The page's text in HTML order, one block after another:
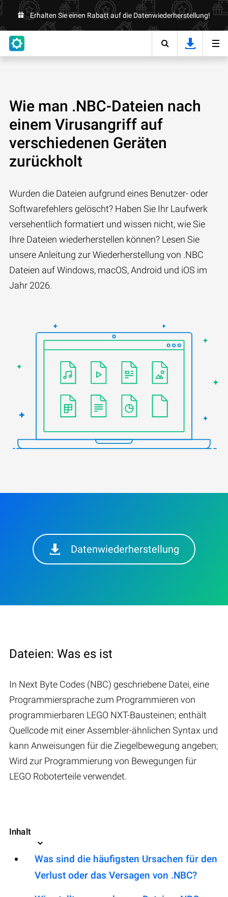
Erhalten Sie einen Rabatt auf die Datenwiederherstellung!
Wie man .NBC-Dateien nach
einem Virusangriff auf
verschiedenen Geräten
zurückholt
Wurden die Dateien aufgrund eines Benutzer- oder
Softwarefehlers gelöscht? Haben Sie Ihr Laufwerk
versehentlich formatiert und wissen nicht, wie Sie
Ihre Dateien wiederherstellen können? Lesen Sie
unsere Anleitung zur Wiederherstellung von .NBC
Dateien auf Windows, macOS, Android und iOS im
Jahr 2026.
Datenwiederherstellung
Dateien: Was es ist
In Next Byte Codes (NBC) geschriebene Datei, eine
Programmiersprache zum Programmieren von
programmierbaren LEGO NXT-Bausteinen; enthält
Quellcode mit einer Assembler-ähnlichen Syntax und
kann Anweisungen für die Ziegelbewegung angeben;
Wird zur Programmierung von Bewegungen für
LEGO Roboterteile verwendet.
Inhalt
Was sind die häufigsten Ursachen für den
Verlust oder das Versagen von .NBC?